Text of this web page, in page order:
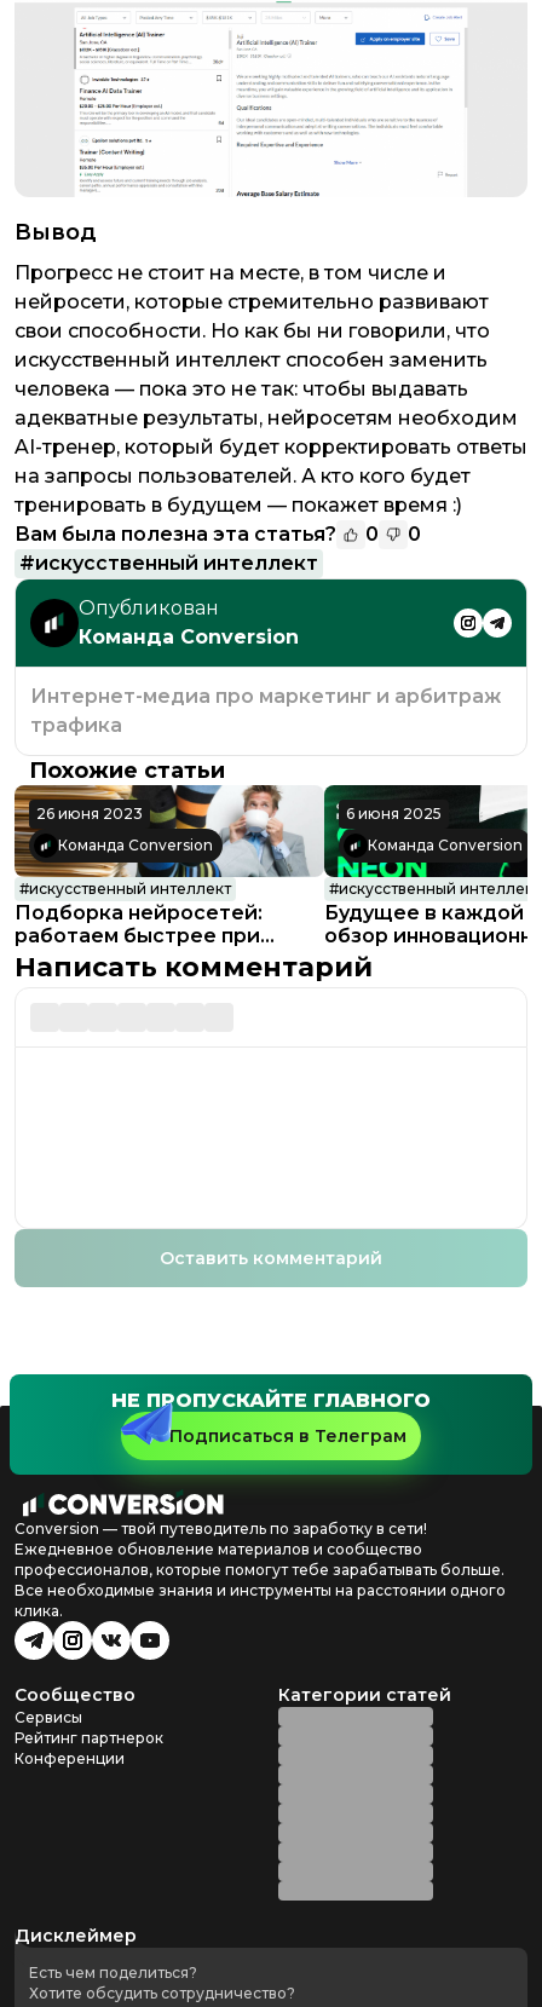
Вывод
Прогресс не стоит на месте, в том числе и
нейросети, которые стремительно развивают
свои способности. Но как бы ни говорили, что
искусственный интеллект способен заменить
человека — пока это не так: чтобы выдавать
адекватные результаты, нейросетям необходим
AI-тренер, который будет корректировать ответы
на запросы пользователей. А кто кого будет
тренировать в будущем — покажет время :)
Вам была полезна эта статья?
0
0
#искусственный интеллект
Опубликован
Команда Conversion
Интернет-медиа про маркетинг и арбитраж
трафика
Похожие статьи
26 июня 2023
Команда Conversion
#искусственный интеллект
Подборка нейросетей:
работаем быстрее при
помощи ИИ
6 июня 2025
Команда Conversion
#искусственный интеллект
Будущее в каждой
обзор
браузера Opera
Написать комментарий
Оставить комментарий
НЕ ПРОПУСКАЙТЕ ГЛАВНОГО
Подписаться в Телеграм
Conversion — твой путеводитель по заработку в сети!
Ежедневное обновление материалов и сообщество
профессионалов, которые помогут тебе зарабатывать больше.
Все необходимые знания и инструменты на расстоянии одного
клика.
Сообщество
Сервисы
Рейтинг партнерок
Конференции
Категории статей
Дисклеймер
Есть чем поделиться?
Хотите обсудить сотрудничество?